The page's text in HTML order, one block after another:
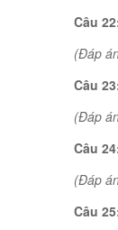
Câu
(Đáp
Câu
(Đáp
Câu
(Đáp
Câu